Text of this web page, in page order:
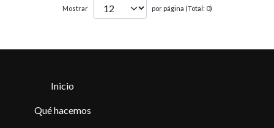
Mostrar por página (Total: 0)
Inicio
Qué hacemos